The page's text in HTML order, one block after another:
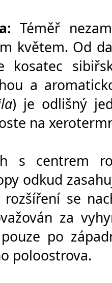
Téměř
květem. Od
kosatec
a
) je odlišný
na
s centrem
odkud
rozšíření se
za
po
poloostrova.